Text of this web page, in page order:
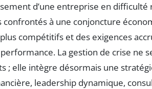
d’une entreprise en
confrontés à une conjoncture
compétitifs et des exigences
La gestion de crise ne
; elle intègre désormais une
leadership dynamique,